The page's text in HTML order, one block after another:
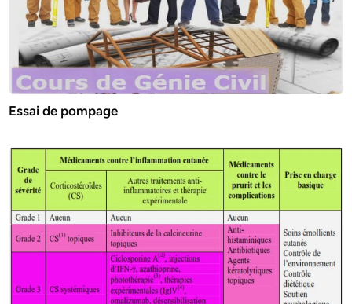
Essai de pompage